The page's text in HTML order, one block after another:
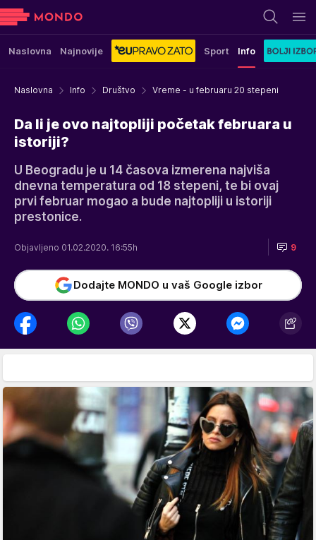
Naslovna Najnovije Sport Info
Naslovna Info Društvo Vreme - u februaru 20 stepeni
Da li je ovo najtopliji početak februara u
istoriji?
U Beogradu je u 14 časova izmerena najviša
dnevna temperatura od 18 stepeni, te bi ovaj
prvi februar mogao a bude najtopliji u istoriji
prestonice.
Objavljeno 01.02.2020. 16:55h 9
Dodajte MONDO u vaš Google izbor